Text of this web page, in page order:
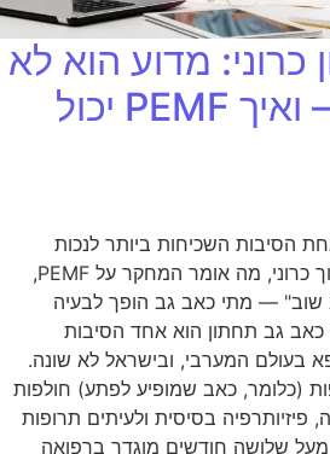
מדוע הוא לא
"עובר לבד" — ואיך PEMF יכול
הסיבות השכיחות ביותר לנכות
תפקודית. מה גורם לו להפוך כרוני, מה אומר המחקר על PEMF,
שוב" — מתי כאב גב הופך לבעיה
כאב גב תחתון הוא אחד הסיבות
בעולם המערבי, ובישראל לא שונה.
(כלומר, כאב שמופיע לפתע) חולפות
פיזיותרפיה בסיסית ולעיתים תרופות
שלושה חודשים מוגדר ברפואה